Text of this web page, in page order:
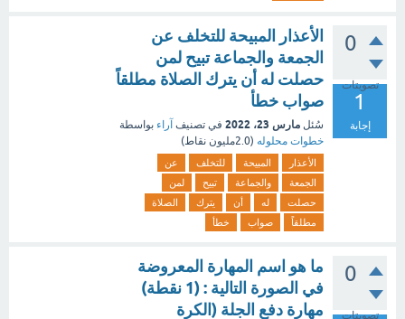
0
تصويتات
1
إجابة
الأعذار المبيحة للتخلف عن
الجمعة والجماعة تبيح لمن
حصلت له أن يترك الصلاة مطلقاً
صواب خطأ
سُئل مارس 23، 2022 في تصنيف آراء بواسطة
خطوات محلوله (2.0مليون نقاط)
الأعذار المبيحة للتخلف
عن
الجمعة
والجماعة تبيح
لمن
حصلت
له أن يترك
الصلاة
مطلقاً
صواب خطأ
0
تصويتات
ما هو اسم المهارة المعروضة
في الصورة التالية : (1 نقطة)
مهارة دفع الجلة (الكرة